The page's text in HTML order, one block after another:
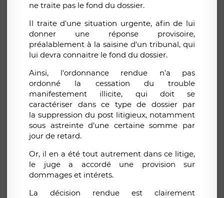
ne traite pas le fond du dossier.
Il traite d'une situation urgente, afin de lui
donner une réponse provisoire,
préalablement à la saisine d'un tribunal, qui
lui devra connaitre le fond du dossier.
Ainsi, l'ordonnance rendue n'a pas
ordonné la cessation du trouble
manifestement illicite, qui doit se
caractériser dans ce type de dossier par
la suppression du post litigieux, notamment
sous astreinte d'une certaine somme par
jour de retard.
Or, il en a été tout autrement dans ce litige,
le juge a accordé une provision sur
dommages et intérets.
La décision rendue est clairement